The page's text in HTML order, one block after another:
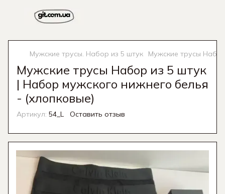
Мужские трусы. Набор из 5 штук Мужские трусы
Мужские трусы Набор из 5 штук
| Набор мужского нижнего белья
- (хлопковые)
Артикул: 54_L Оставить отзыв